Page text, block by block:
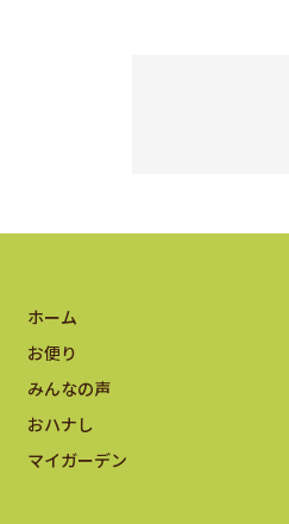
ホーム
お便り
みんなの声
おハナし
マイガーデン